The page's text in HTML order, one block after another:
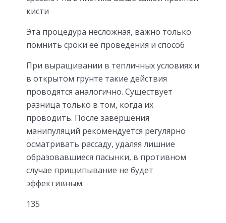
кисти
Эта процедура несложная, важно только
помнить сроки ее проведения и способ
При выращивании в тепличных условиях и
в открытом грунте такие действия
проводятся аналогично. Существует
разница только в том, когда их
проводить. После завершения
манипуляций рекомендуется регулярно
осматривать рассаду, удаляя лишние
образовавшиеся пасынки, в противном
случае прищипывание не будет
эффективным.
135